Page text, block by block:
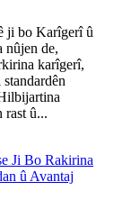
ji bo Karîgerî û
nûjen de,
karîgerî,
rast û...